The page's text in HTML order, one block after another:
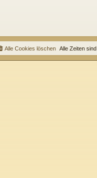
Alle Zeiten sind
Alle Cookies löschen